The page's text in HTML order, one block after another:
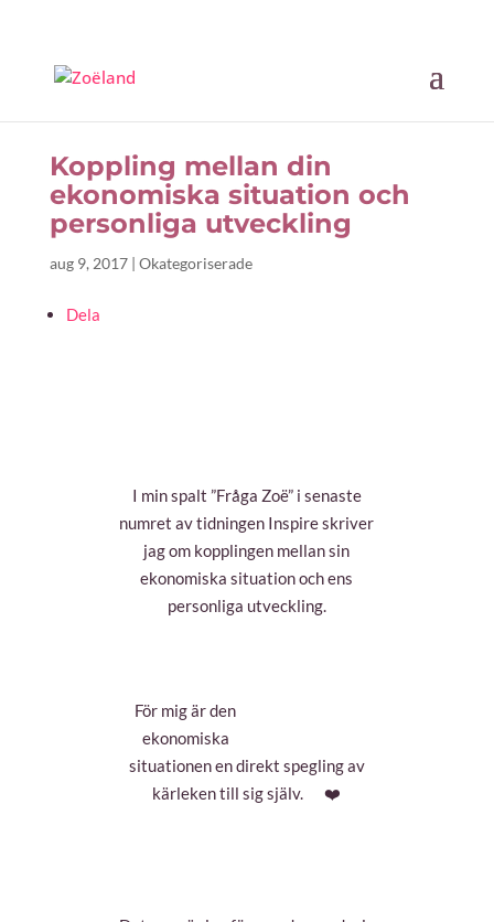
Koppling mellan din
ekonomiska situation och
personliga utveckling
aug 9, 2017| Okategoriserade
Dela
I min spalt ”Fråga Zoë” i senaste
numret av tidningen Inspire skriver
jag om kopplingen mellan sin
ekonomiska situation och ens
personliga utveckling.
För mig är den
ekonomiska
situationen en direkt spegling av
kärleken till sig själv.
❤️